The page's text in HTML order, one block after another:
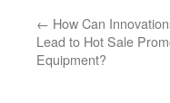
← How Can
Lead to Hot Sale
Equipment?